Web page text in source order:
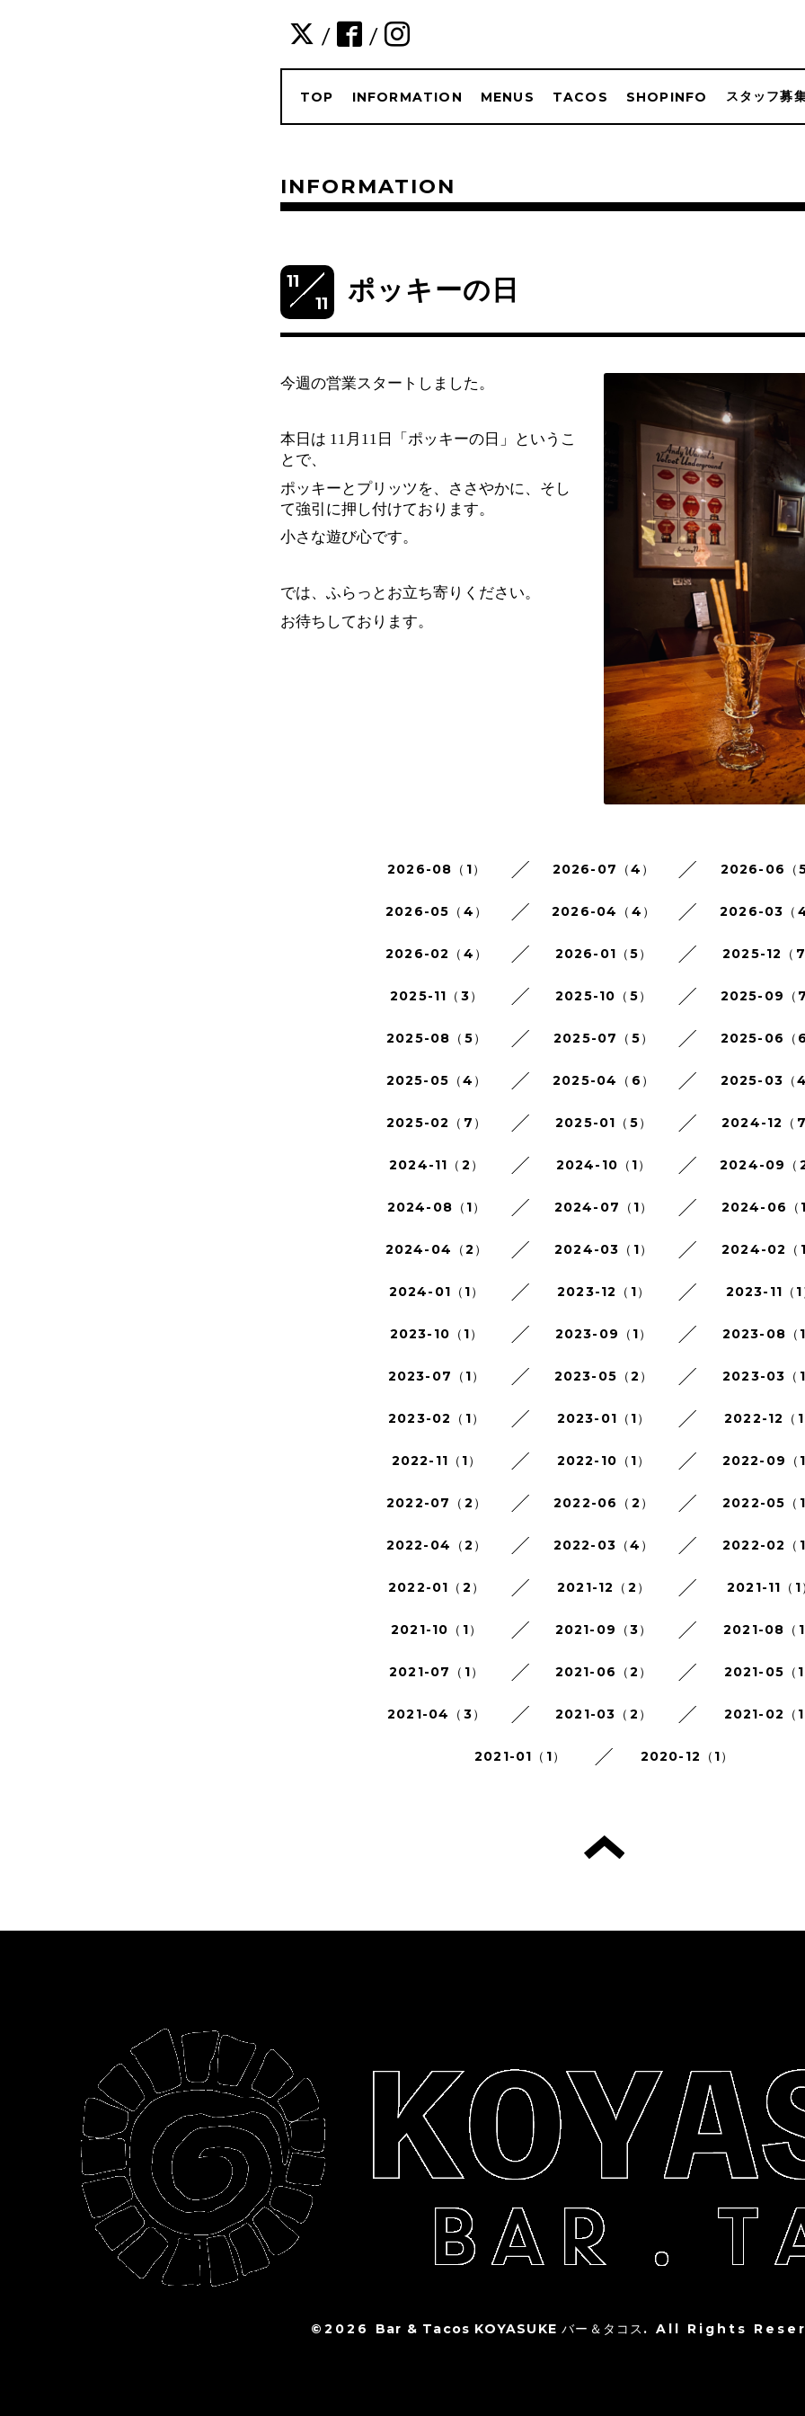
/ /
TOP INFORMATION MENUS TACOS SHOPINFO スタッフ募
INFORMATION
11
11
ポッキーの日
今週の営業スタートしました。
本日は 11月11日「ポッキーの日」というこ
とで、
ポッキーとプリッツを、ささやかに、そし
て強引に押し付けております。
小さな遊び心です。
では、ふらっとお立ち寄りください。
お待ちしております。
2026-08（1） 2026-07（4） 2026-06（5
2026-05（4） 2026-04（4） 2026-03（4
2026-02（4） 2026-01（5） 2025-12（7
2025-11（3） 2025-10（5） 2025-09（7
2025-08（5） 2025-07（5） 2025-06（6
2025-05（4） 2025-04（6） 2025-03（4
2025-02（7） 2025-01（5） 2024-12（7
2024-11（2） 2024-10（1） 2024-09（2
2024-08（1） 2024-07（1） 2024-06（1
2024-04（2） 2024-03（1） 2024-02（1
2024-01（1） 2023-12（1） 2023-11（1
2023-10（1） 2023-09（1） 2023-08（1
2023-07（1） 2023-05（2） 2023-03（1
2023-02（1） 2023-01（1） 2022-12（1
2022-11（1） 2022-10（1） 2022-09（1
2022-07（2） 2022-06（2） 2022-05（1
2022-04（2） 2022-03（4） 2022-02（1
2022-01（2） 2021-12（2） 2021-11（1
2021-10（1） 2021-09（3） 2021-08（1
2021-07（1） 2021-06（2） 2021-05（1
2021-04（3） 2021-03（2） 2021-02（1
2021-01（1） 2020-12（1）
©2026 Bar & Tacos KOYASUKE バー＆タコス . All Rights